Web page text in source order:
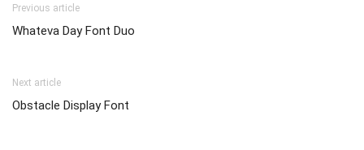
Previous article
Whateva Day Font Duo
Next article
Obstacle Display Font